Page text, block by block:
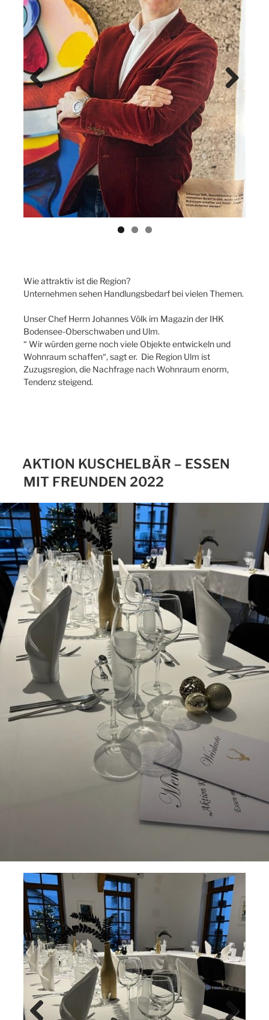
Previ
ous
Next
Wie attraktiv ist die Region?
Unternehmen sehen Handlungsbedarf bei vielen Themen.
Unser Chef Herrn Johannes Völk im Magazin der IHK
Bodensee-Oberschwaben und Ulm.
“ Wir würden gerne noch viele Objekte entwickeln und
Wohnraum schaffen“, sagt er. Die Region Ulm ist
Zuzugsregion, die Nachfrage nach Wohnraum enorm,
Tendenz steigend.
AKTION KUSCHELBÄR – ESSEN
MIT FREUNDEN 2022